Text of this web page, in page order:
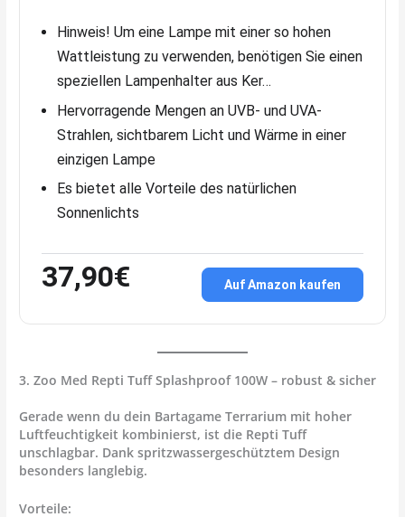
Hinweis! Um eine Lampe mit einer so hohen
Wattleistung zu verwenden, benötigen Sie einen
speziellen Lampenhalter aus Ker…
Hervorragende Mengen an UVB- und UVA-
Strahlen, sichtbarem Licht und Wärme in einer
einzigen Lampe
Es bietet alle Vorteile des natürlichen
Sonnenlichts
37,90€ Auf Amazon kaufen
3. Zoo Med Repti Tuff Splashproof 100W – robust & sicher
Gerade wenn du dein Bartagame Terrarium mit hoher
Luftfeuchtigkeit kombinierst, ist die Repti Tuff
unschlagbar. Dank spritzwassergeschütztem Design
besonders langlebig.
Vorteile: